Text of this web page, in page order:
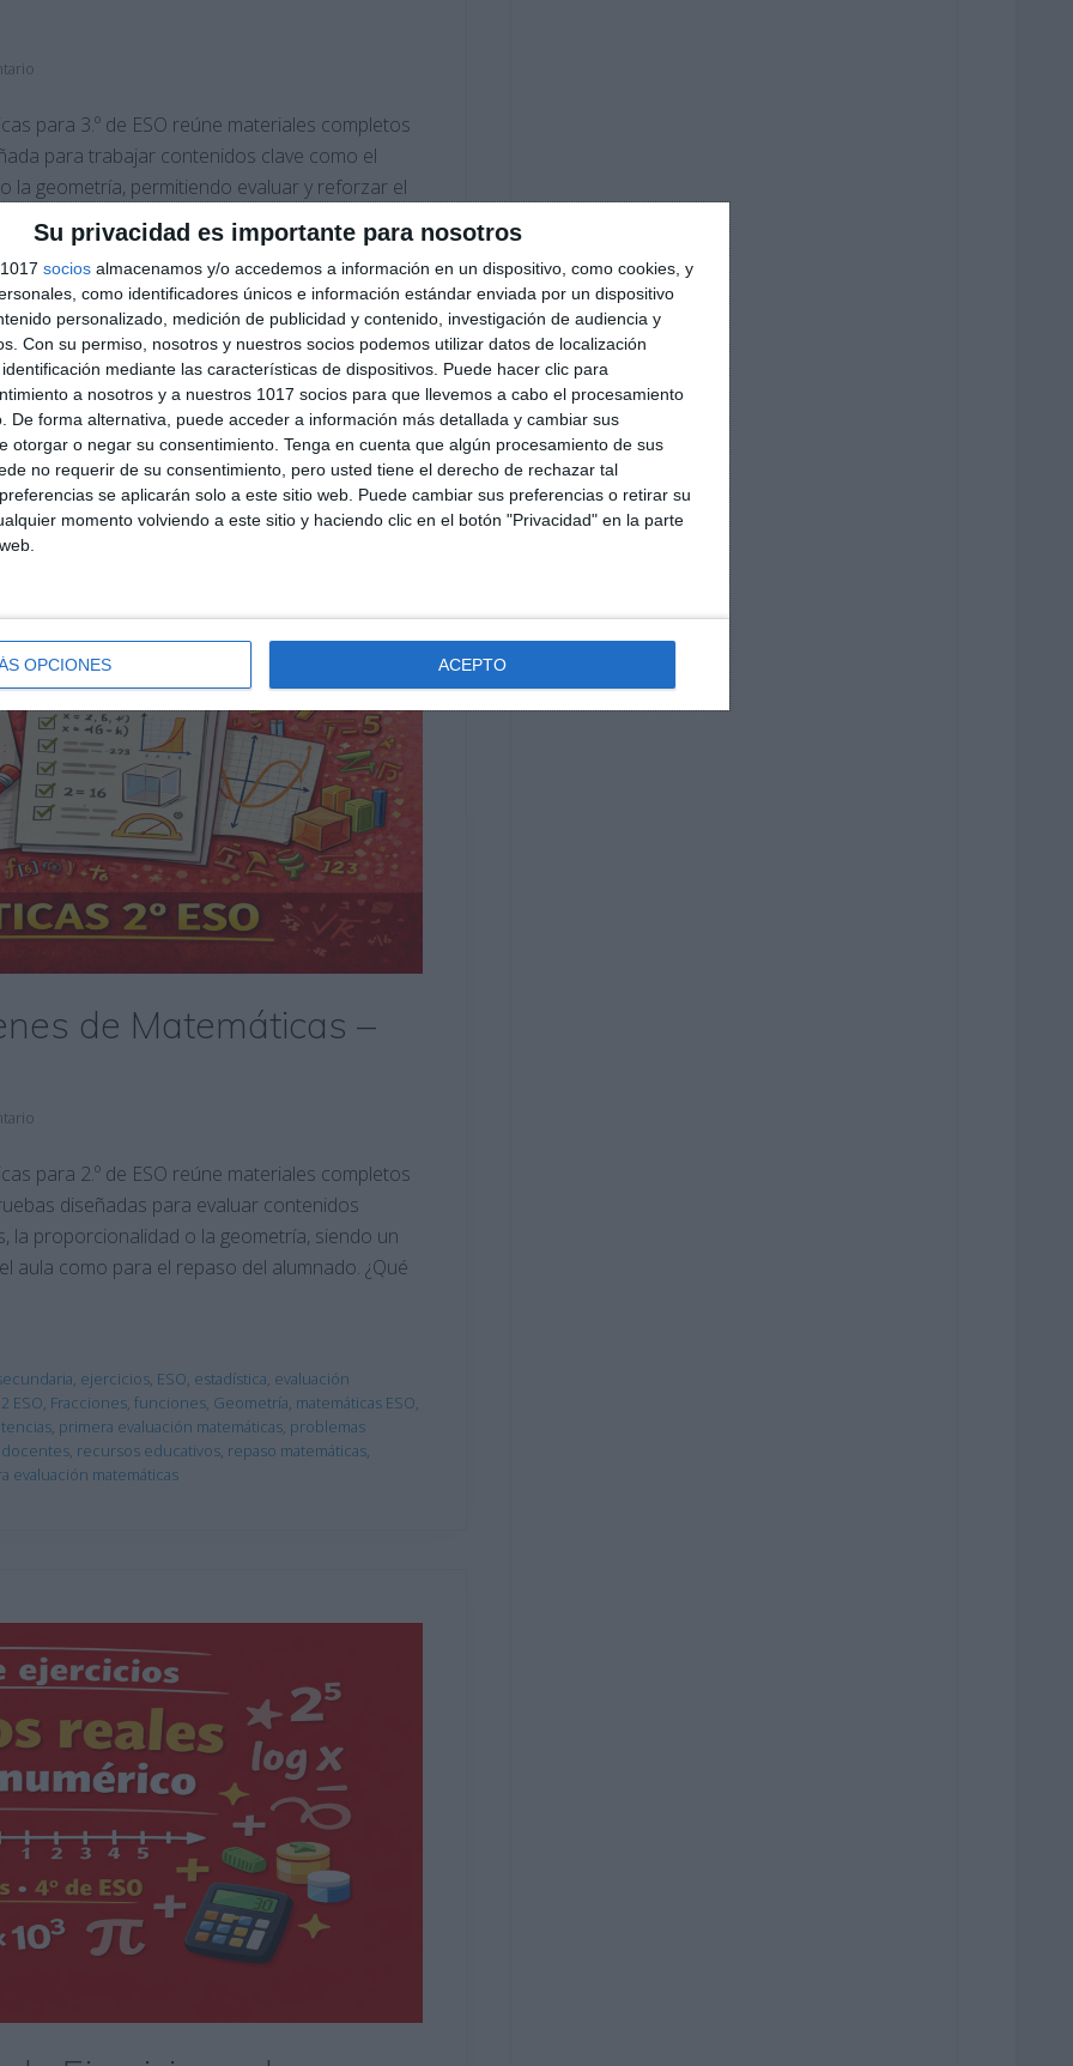
Su privacidad es importante para nosotros
socios almacenamos y/o accedemos a información en un dispositivo, como cookies, y
como identificadores únicos e información estándar enviada por un dispositivo
personalizado, medición de publicidad y contenido, investigación de audiencia y
Con su permiso, nosotros y nuestros socios podemos utilizar datos de localización
mediante las características de dispositivos. Puede hacer clic para
a nosotros y a nuestros 1017 socios para que llevemos a cabo el procesamiento
De forma alternativa, puede acceder a información más detallada y cambiar sus
otorgar o negar su consentimiento. Tenga en cuenta que algún procesamiento de sus
no requerir de su consentimiento, pero usted tiene el derecho de rechazar tal
se aplicarán solo a este sitio web. Puede cambiar sus preferencias o retirar su
momento volviendo a este sitio y haciendo clic en el botón "Privacidad" en la parte
OPCIONES ACEPTO
para 3.º de ESO reúne materiales completos
para trabajar contenidos clave como el
la geometría, permitiendo evaluar y reforzar el
material? 1.ª evaluación – Exámenes:
ejercicios,ESO,evaluación matemática ,exámenes 3 ESO,
matemáticas ESO,monomios,operaciones combinadas,
,problemas matemáticos,productos notables,
,regla de Ruffini, repaso matemáticas,SECUNDARIA,
, tercera evaluación matemáticas
de Matemáticas –
para 2.º de ESO reúne materiales completos
diseñadas para evaluar contenidos
la proporcionalidad o la geometría, siendo un
aula como para el repaso del alumnado. ¿Qué
, ejercicios, ESO, estadística, evaluación
ESO, Fracciones, funciones, Geometría, matemáticas ESO,
, primera evaluación matemáticas, problemas
, recursos educativos, repaso matemáticas,
evaluación matemáticas